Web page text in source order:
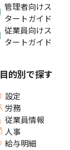
管理者向けス
タートガイド
従業員向けス
タートガイド
目的別で探す
設定
労務
従業員情報
人事
給与明細